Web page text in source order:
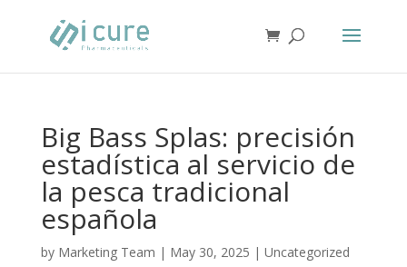
Big Bass Splas: precisión
estadística al servicio de
la pesca tradicional
española
by Marketing Team | May 30, 2025 | Uncategorized